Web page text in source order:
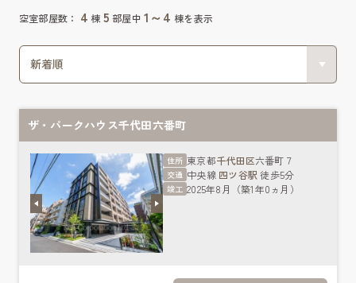
空室部屋数： 4 棟 5 部屋中1～4棟を表示
ザ・パークハウス千代田六番町
住所 東京都千代田区六番町７
交通 中央線 四ツ谷駅 徒歩5分
竣工 2025年8月（築1年0ヵ月）